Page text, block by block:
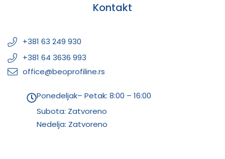
Kontakt
+381 63 249 930
+381 64 3636 993
office@beoprofiline.rs
Ponedeljak– Petak: 8:00 – 16:00
Subota: Zatvoreno
Nedelja: Zatvoreno